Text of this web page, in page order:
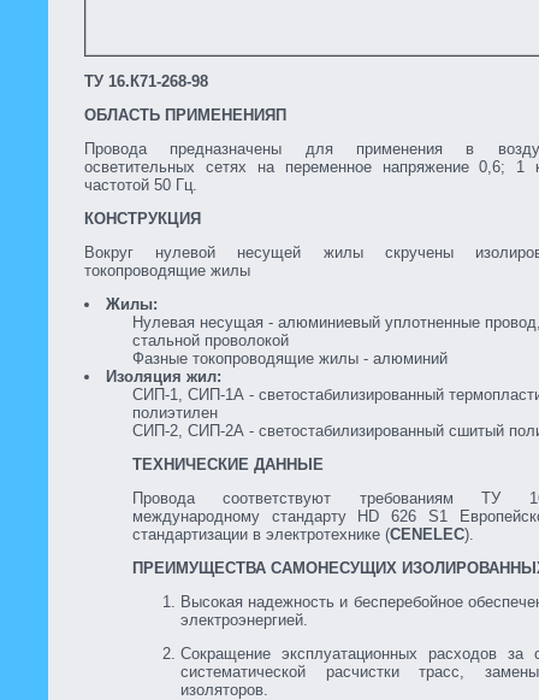
ТУ 16.К71-268-98
ОБЛАСТЬ ПРИМЕНЕНИЯП
Провода предназначены для применения в
осветительных сетях на переменное напряжение 0,6; 1
частотой 50 Гц.
КОНСТРУКЦИЯ
Вокруг нулевой несущей жилы скручены
токопроводящие жилы
Жилы:
Нулевая несущая - алюминиевый уплотненные
стальной проволокой
Фазные токопроводящие жилы - алюминий
Изоляция жил:
СИП-1, СИП-1А - светостабилизированный
полиэтилен
СИП-2, СИП-2А - светостабилизированный сшитый
ТЕХНИЧЕСКИЕ ДАННЫЕ
Провода соответствуют требованиям ТУ
международному стандарту HD 626 S1
стандартизации в электротехнике (CENELEC).
ПРЕИМУЩЕСТВА САМОНЕСУЩИХ
Высокая надежность и бесперебойное
электроэнергией.
Сокращение эксплуатационных расходов за
систематической расчистки трасс,
изоляторов.